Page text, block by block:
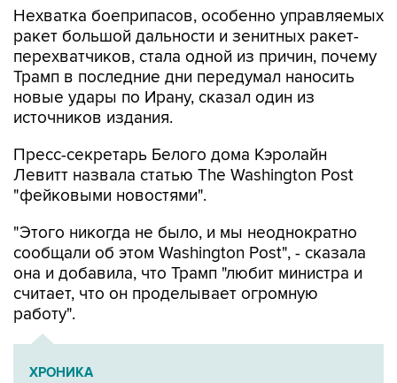
Нехватка боеприпасов, особенно управляемых
ракет большой дальности и зенитных ракет-
перехватчиков, стала одной из причин, почему
Трамп в последние дни передумал наносить
новые удары по Ирану, сказал один из
источников издания.
Пресс-секретарь Белого дома Кэролайн
Левитт назвала статью The Washington Post
"фейковыми новостями".
"Этого никогда не было, и мы неоднократно
сообщали об этом Washington Post", - сказала
она и добавила, что Трамп "любит министра и
считает, что он проделывает огромную
работу".
ХРОНИКА